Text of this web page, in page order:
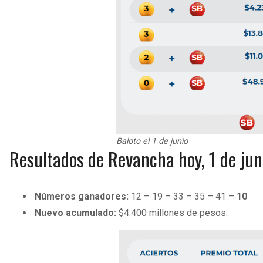
Baloto el 1 de junio
Resultados de Revancha hoy, 1 de
Números ganadores: 12 – 19 – 33 – 35 – 41 – 10
Nuevo acumulado:$4.400 millones de pesos.